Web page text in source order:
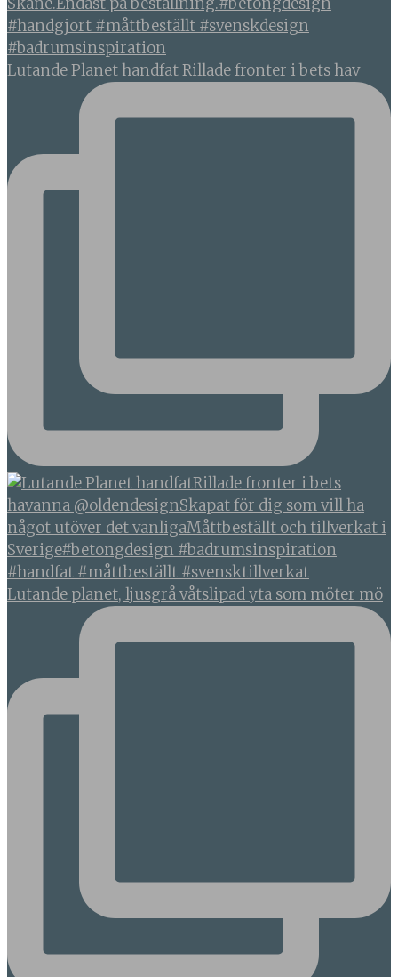
Lutande Planet handfat Rillade fronter i bets hav
Lutande planet, ljusgrå våtslipad yta som möter mö